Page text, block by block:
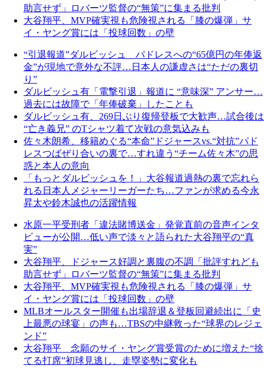
助言せず」ロバーツ監督の“無策”に集まる批判
大谷翔平、MVP確実視も危険視される「膝の爆弾」サ
イ・ヤング賞には「投球回数」の壁
“引退報道”ダルビッシュ パドレスへの“65億円の年俸返
金”が現地で意外な不評…日本人の謙虚さは“ただの裏切
り”
ダルビッシュ有「電撃引退」報道に “意味深” アンサー…
過去には故障で「年俸破棄」したことも
ダルビッシュ有、269日ぶり復帰登板で大歓声…試合後は
“亡き義兄” のTシャツ着て次戦の意気込みも
佐々木朗希、移籍めぐる“本命”ドジャースvs.“対抗”パド
レスつばぜり合いの裏で…すれ違う“チーム佐々木”の思
惑と本人の意向
「もっとダルビッシュを！」大谷報道過熱の裏で忘れら
れる日本人メジャーリーガーたち…ファンが求める今永
昇太や鈴木誠也の活躍情報
水原一平受刑者「違法賭博送金」発覚直前の音声インタ
ビューが公開…低い声で淡々と語られた大谷翔平の“真
実”
大谷翔平、ドジャース好調と裏腹の不調「批評すれども
助言せず」ロバーツ監督の“無策”に集まる批判
大谷翔平、MVP確実視も危険視される「膝の爆弾」サ
イ・ヤング賞には「投球回数」の壁
MLBオールスター開催も出場辞退＆登板回避続出に「史
上最悪の球宴」の声も…TBSの中継救った“球界のレジェ
ンド”
大谷翔平 念願のサイ・ヤング賞受賞のために増えた“捨
てる打席”初球見逃し、走塁姿勢に変化も